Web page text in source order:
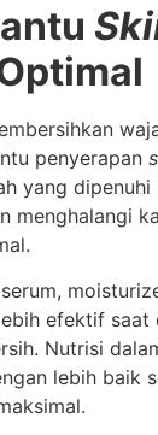
penyerapan
yang
menghalangi
efektif saat
Nutrisi
lebih baik